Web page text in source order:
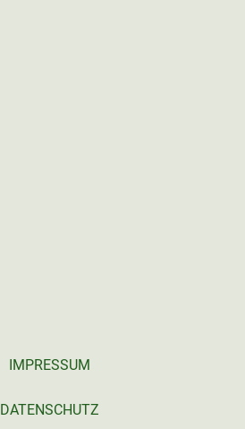
IMPRESSUM
DATENSCHUTZ